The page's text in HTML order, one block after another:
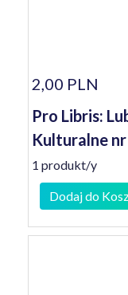
2,00 PLN
Pro Libris:
Kulturalne
1 produkt/y
Dodaj do